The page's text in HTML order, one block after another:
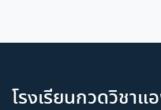
โรงเรียนกวดวิชา